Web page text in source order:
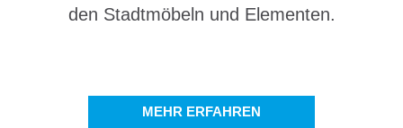
den Stadtmöbeln und Elementen.
MEHR ERFAHREN